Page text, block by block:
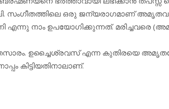
സംഗീതത്തിലെ ഒരു ജന്യരാഗമാണ്
നാം ഉപയോഗിക്കുന്നത്. മരിച്ചവരെ
ഉച്ചൈശ്രവസ് എന്ന കുതിരയെ
കിട്ടിയതിനാലാണ്.